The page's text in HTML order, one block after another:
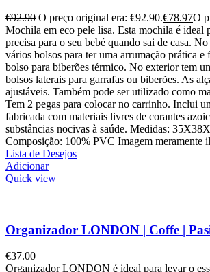
€92.90 O preço original era: €92.90.€78.97O
Mochila em eco pele lisa. Esta mochila é ideal
precisa para o seu bebé quando sai de casa.
vários bolsos para ter uma arrumação prática
bolso para biberões térmico. No exterior tem
bolsos laterais para garrafas ou biberões. As
ajustáveis. Também pode ser utilizado como
Tem 2 pegas para colocar no carrinho. Inclui
fabricada com materiais livres de corantes
substâncias nocivas à saúde. Medidas:
Composição: 100% PVC Imagem
Lista de Desejos
Adicionar
Quick view
Organizador LONDON | Coffe |
€37.00
Organizador LONDON é ideal para levar o